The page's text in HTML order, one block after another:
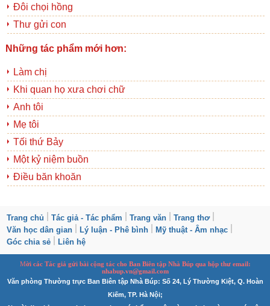
Đôi chọi hồng
Thư gửi con
Những tác phẩm mới hơn:
Làm chị
Khi quan họ xưa chơi chữ
Anh tôi
Mẹ tôi
Tối thứ Bảy
Một kỷ niệm buồn
Điều băn khoăn
Trang chủ Tác giả - Tác phẩm Trang văn
Trang thơ
Văn học dân gian
Lý luận - Phê bình
Mỹ thuật - Âm nhạc
Góc chia sẻ
Liên hệ
Mời các Tác giả gửi bài cộng táccho Ban Biên tập Nhà Búp qua hộp thư email:
nhabup.vn@gmail.com
Văn phòng Thường trực Ban Biên tập Nhà Búp: Số 24, Lý Thường Kiệt, Q. Hoàn
Kiếm, TP. Hà Nội;